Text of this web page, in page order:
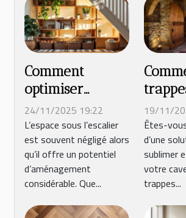
Comment
optimiser
l'espace sous
votre escalier ?
24/11/2025 19:22
L’espace sous l’escalier
est souvent négligé alors
qu’il offre un potentiel
d’aménagement
considérable. Que...
elles
à vin
19/11/
Êtes-
d’une
sublimer
votre
trappes...